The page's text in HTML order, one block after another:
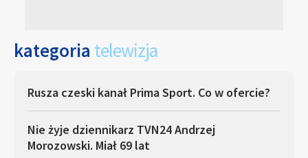
kategoria telewizja
Rusza czeski kanał Prima Sport. Co w ofercie?
Nie żyje dziennikarz TVN24 Andrzej
Morozowski. Miał 69 lat